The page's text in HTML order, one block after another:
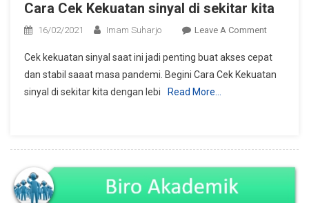
Cara Cek Kekuatan sinyal di sekitar kita
16/02/2021 Imam Suharjo Leave A CommentOn
Cek
Kekuatan
Cek kekuatan sinyal saat ini jadi penting buat akses cepat
dan stabil saaat masa pandemi. Begini Cara Cek Kekuatan
sinyal di sekitar kita dengan lebi
Read More…